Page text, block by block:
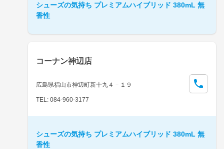
シューズの気持ち プレミアムハイブリッド 380mL 無
香性
コーナン神辺店
広島県福山市神辺町新十九４－１９
TEL: 084-960-3177
シューズの気持ち プレミアムハイブリッド 380mL 無
香性